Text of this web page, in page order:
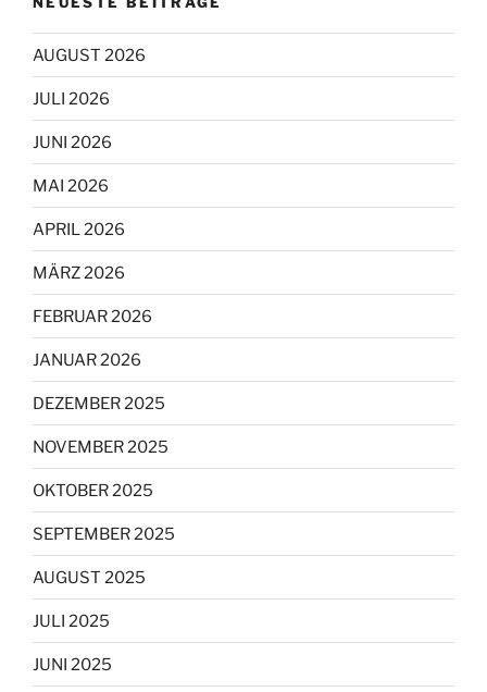
AUGUST 2026
JULI 2026
JUNI 2026
MAI 2026
APRIL 2026
MÄRZ 2026
FEBRUAR 2026
JANUAR 2026
DEZEMBER 2025
NOVEMBER 2025
OKTOBER 2025
SEPTEMBER 2025
AUGUST 2025
JULI 2025
JUNI 2025